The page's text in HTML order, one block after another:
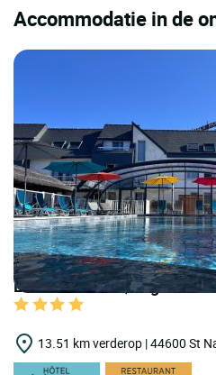
Accommodatie in de
LOGIS HOTELS | Logis
13.51 km verderop | 44600 St